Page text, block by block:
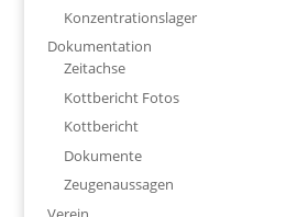
Konzentrationslager
Dokumentation
Zeitachse
Kottbericht Fotos
Kottbericht
Dokumente
Zeugenaussagen